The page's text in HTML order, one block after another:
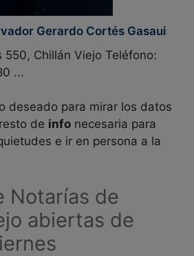
Gerardo Cortés Gasaui
550, Chillán Viejo Teléfono:
...
deseado para mirar los datos
de info necesaria para
e ir en persona a la
Notarías de
abiertas de